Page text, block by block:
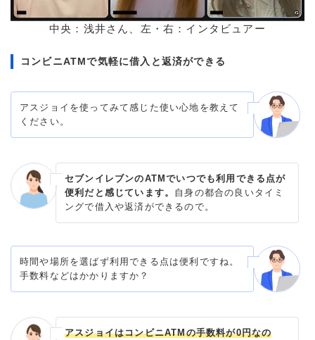
中央：浅井さん、左・右：インタビュアー
コンビニATMで気軽に借入と返済ができる
アスジョイを使ってみて感じた使い心地を教えて
ください。
セブンイレブンのATMでいつでも利用できる点が
便利だと感じています。 自身の都合の良いタイミ
ングで借入や返済ができるので。
時間や場所を選ばず利用できる点は便利ですね。
手数料などはかかりますか？
アスジョイはコンビニATMの手数料が0円なの